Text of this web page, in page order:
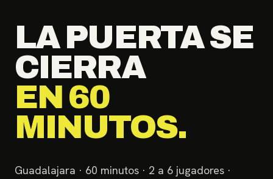
LA PUERTA SE
CIERRA
EN 60
MINUTOS.
Guadalajara · 60 minutos · 2 a 6 jugadores ·